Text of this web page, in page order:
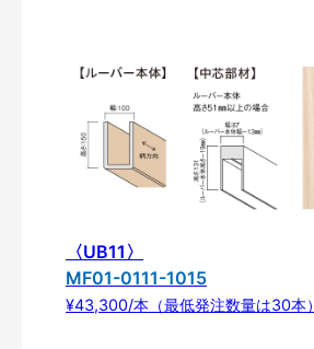
〈UB11〉
MF01-0111-1015
¥43,300/本（最低発注数量は30本）